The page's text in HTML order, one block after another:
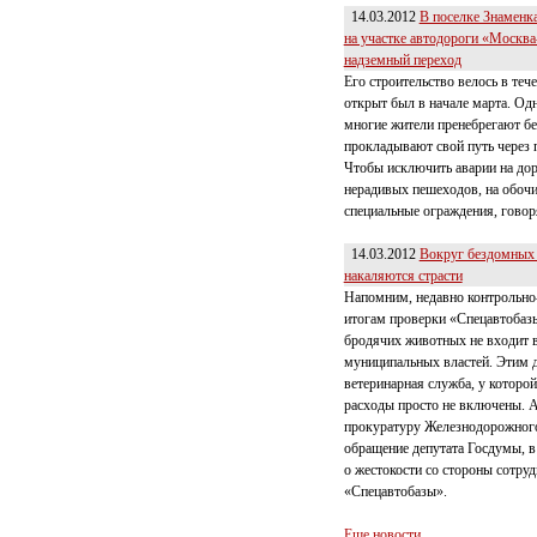
14.03.2012 В поселке
на участке автодороги
надземный переход
Его строительство велось в
открыт был в начале марта.
многие жители пренебрегают
прокладывают свой путь через
Чтобы исключить аварии на
нерадивых пешеходов, на
специальные ограждения,
14.03.2012 Вокруг бездомных
накаляются страсти
Напомним, недавно
итогам проверки
бродячих животных не входит
муниципальных властей. Этим
ветеринарная служба, у
расходы просто не включены.
прокуратуру
обращение депутата Госдумы,
о жестокости со стороны
«Спецавтобазы».